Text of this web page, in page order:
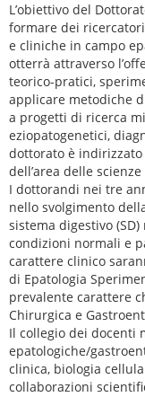
L’obiettivo del
formare dei
e cliniche in campo
otterrà attraverso
teorico-pratici,
applicare metodiche
a progetti di ricerca
eziopatogenetici,
dottorato è
dell’area delle
I dottorandi nei tre
nello svolgimento
sistema digestivo
condizioni normali e
carattere clinico
di Epatologia
prevalente carattere
Chirurgica e
Il collegio dei docenti
epatologiche/
clinica, biologia
collaborazioni